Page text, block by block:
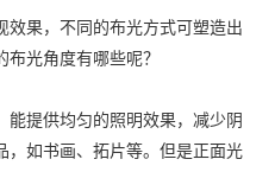
效果，不同的布光方式可塑造出
光角度有哪些呢？
能提供均匀的照明效果，减少阴
，如书画、拓片等。但是正面光